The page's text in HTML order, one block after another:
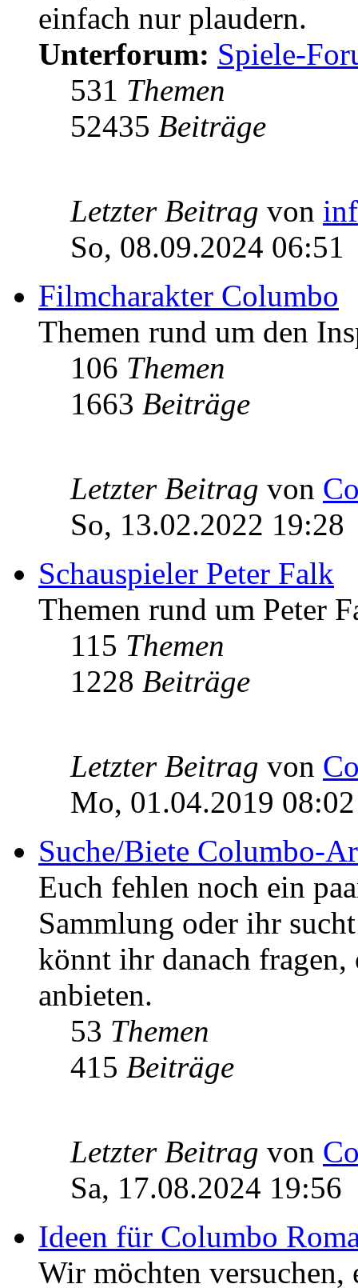
einfach nur plaudern.
Unterforum: Spiele-
531 Themen
52435 Beiträge
Letzter Beitrag von
So, 08.09.2024 06:51
Filmcharakter Columbo
Themen rund um den
106 Themen
1663 Beiträge
Letzter Beitrag von
So, 13.02.2022 19:28
Schauspieler Peter Falk
Themen rund um Peter
115 Themen
1228 Beiträge
Letzter Beitrag von
Mo, 01.04.2019 08:02
Suche/Biete Columbo-
Euch fehlen noch ein
Sammlung oder ihr
könnt ihr danach
anbieten.
53 Themen
415 Beiträge
Letzter Beitrag von
Sa, 17.08.2024 19:56
Ideen für Columbo
Wir möchten